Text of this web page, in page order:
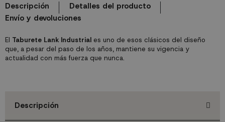
El Taburete Lank Industrial es uno de esos clásicos del diseño
que, a pesar del paso de los años, mantiene su vigencia y
actualidad con más fuerza que nunca.
Descripción
Detalles del producto
Envío y devoluciones
Descripción